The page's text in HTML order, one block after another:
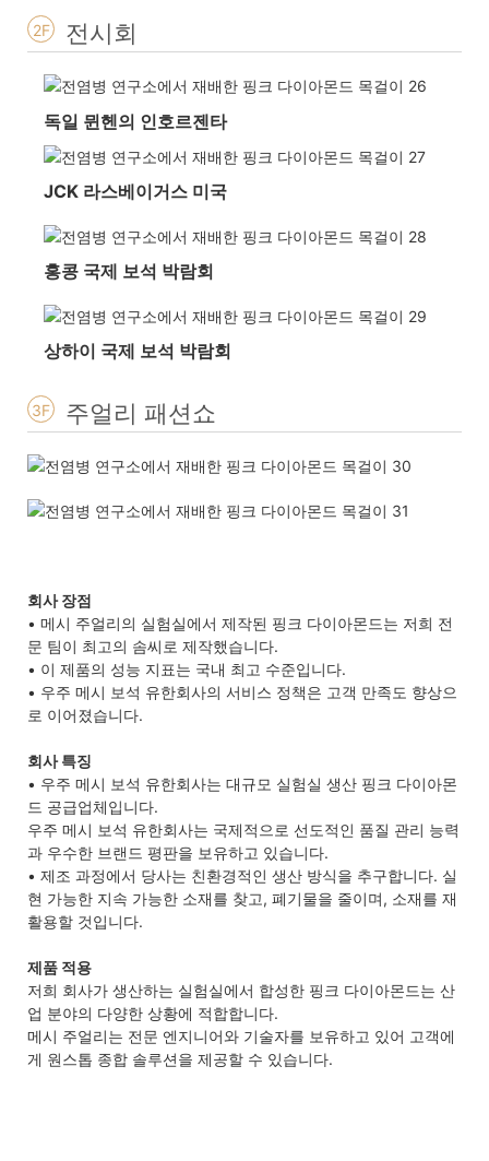
2F 전시회
독일 뮌헨의 인호르젠타
JCK 라스베이거스 미국
홍콩 국제 보석 박람회
상하이 국제 보석 박람회
3F 주얼리 패션쇼
회사 장점
• 메시 주얼리의 실험실에서 제작된 핑크 다이아몬드는 저희 전
문 팀이 최고의 솜씨로 제작했습니다.
• 이 제품의 성능 지표는 국내 최고 수준입니다.
• 우주 메시 보석 유한회사의 서비스 정책은 고객 만족도 향상으
로 이어졌습니다.
회사 특징
• 우주 메시 보석 유한회사는 대규모 실험실 생산 핑크 다이아몬
드 공급업체입니다.
우주 메시 보석 유한회사는 국제적으로 선도적인 품질 관리 능력
과 우수한 브랜드 평판을 보유하고 있습니다.
• 제조 과정에서 당사는 친환경적인 생산 방식을 추구합니다. 실
현 가능한 지속 가능한 소재를 찾고, 폐기물을 줄이며, 소재를 재
활용할 것입니다.
제품 적용
저희 회사가 생산하는 실험실에서 합성한 핑크 다이아몬드는 산
업 분야의 다양한 상황에 적합합니다.
메시 주얼리는 전문 엔지니어와 기술자를 보유하고 있어 고객에
게 원스톱 종합 솔루션을 제공할 수 있습니다.